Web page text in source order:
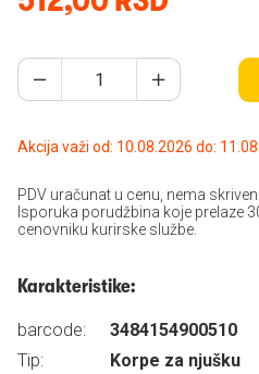
Akcija važi od: 10.08.2026 do:
PDV uračunat u cenu, nema
Isporuka porudžbina koje prelaze
cenovniku kurirske službe.
Karakteristike:
barcode:
3484154900510
Tip:
Korpe za njušku